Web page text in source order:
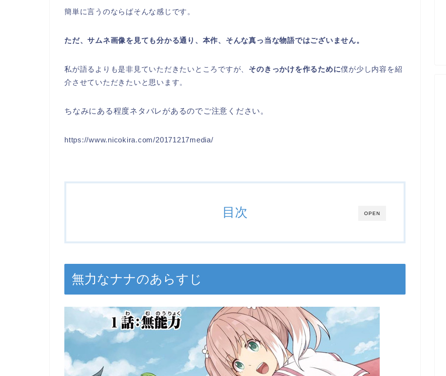
簡単に言うのならばそんな感じです。
ただ、サムネ画像を見ても分かる通り、本作、そんな真っ当な物語ではございません。
私が語るよりも是非見ていただきたいところですが、 そのきっかけを作るために僕が少し内容を紹
介させていただきたいと思います。
ちなみにある程度ネタバレがあるのでご注意ください。
https://www.nicokira.com/20171217media/
OPEN
目次
無力なナナのあらすじ